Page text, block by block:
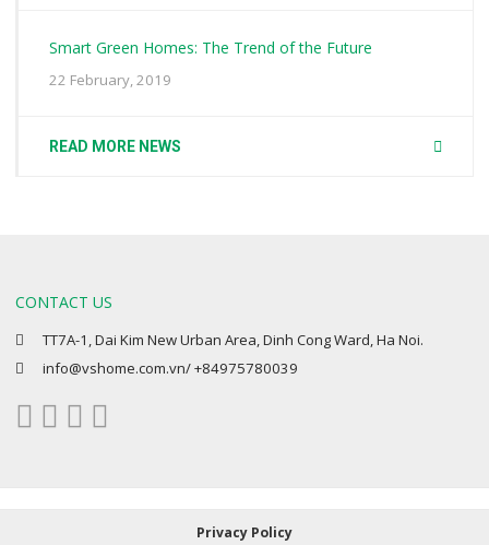
Smart Green Homes: The Trend of the Future
22 February, 2019
READ MORE NEWS
CONTACT US
TT7A-1, Dai Kim New Urban Area, Dinh Cong Ward, Ha Noi.
info@vshome.com.vn/ +84975780039
Privacy Policy